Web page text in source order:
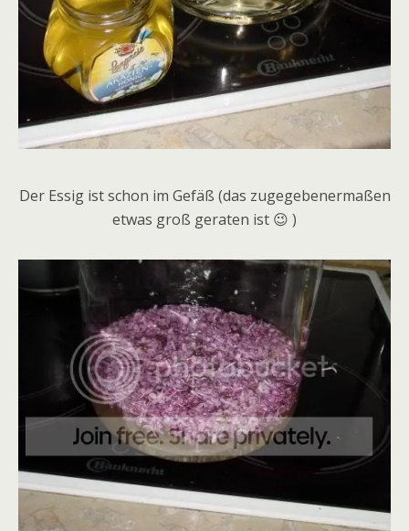
Der Essig ist schon im Gefäß (das zugegebenermaßen
etwas groß geraten ist 😉 )